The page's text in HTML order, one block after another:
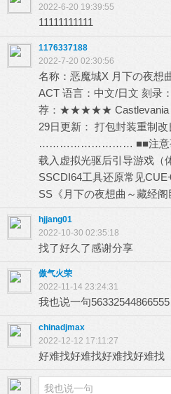
2022-6-20 19:39:55
11111111111
1176337188
2022-7-20 02:30:56
名称：恶魔城X 月下の夜想
ACT 语言：中文/日文 刻录
荐：★★★★★ Castlevania -
29日更新： 打包封装重制
……………………… ■■注意事
载入虚拟光驱后引导游戏
SSCDI64工具还原常见
SS《月下の夜想曲～藏经阁
hjjang01
2022-10-30 02:35:18
找了好久了感谢分享
傲气火荣
2022-11-14 23:24:31
我也说一句56332544866555
chinadjmax
2022-12-12 17:11:27
好难找好难找好难找好难找